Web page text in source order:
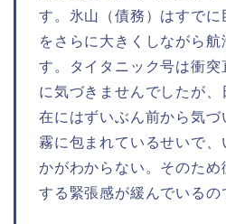
す。氷山（債務）はすでに
をさらに大きくしながら
す。タイタニック号は衝突
に気づきませんでしたが
在にはずいぶん前から気づ
霧に包まれているせいで、
かがわからない。そのため
する緊張感が緩んでいるの